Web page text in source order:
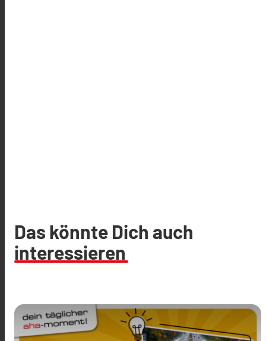
Das könnte Dich auch
interessieren